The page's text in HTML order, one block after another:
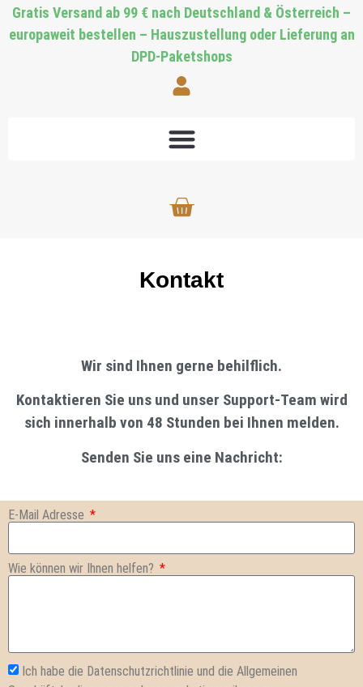
Gratis Versand ab 99 € nach Deutschland & Österreich –
europaweit bestellen – Hauszustellung oder Lieferung an
DPD-Paketshops
Kontakt
Wir sind Ihnen gerne behilflich.
Kontaktieren Sie uns und unser Support-Team wird
sich innerhalb von 48 Stunden bei Ihnen melden.
Senden Sie uns eine Nachricht:
E-Mail Adresse
Wie können wir Ihnen helfen?
Ich habe die Datenschutzrichtlinie und die Allgemeinen